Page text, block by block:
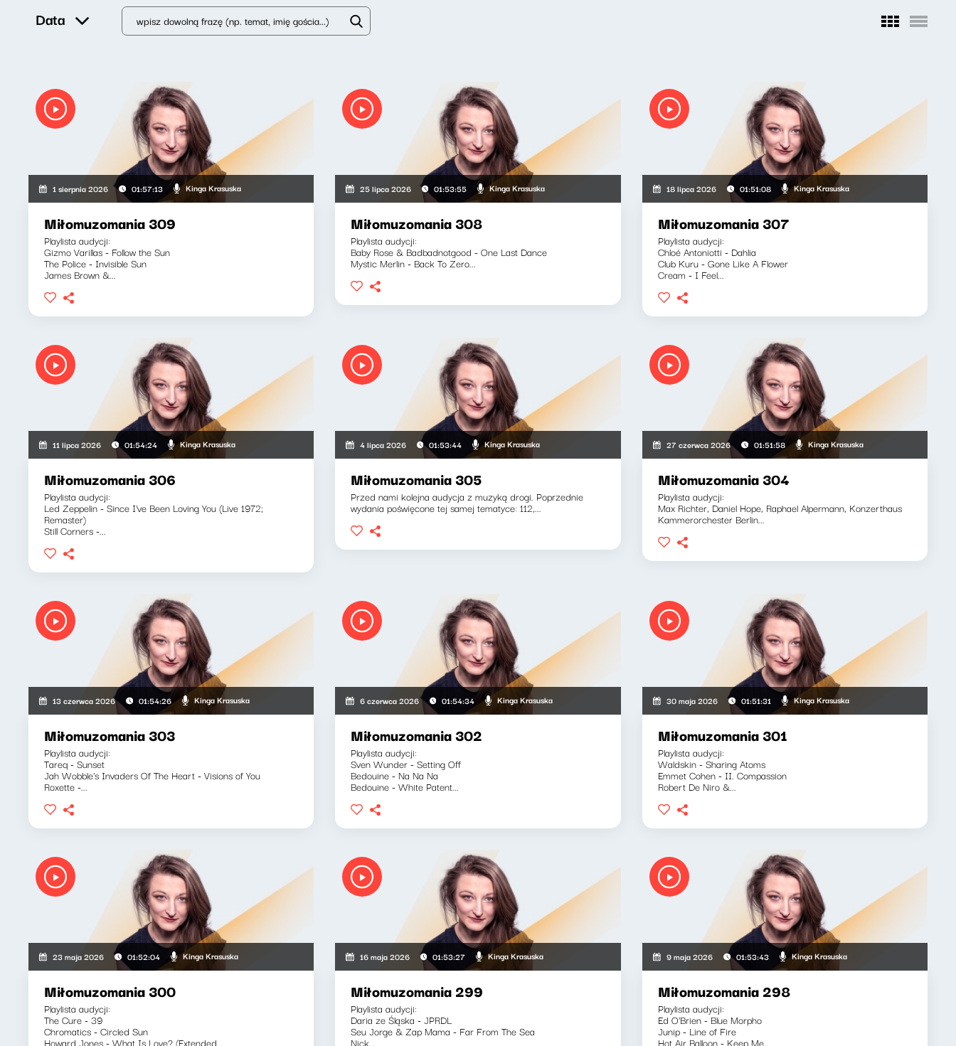
Data
1 sierpnia 2026 01:57:13 Kinga Krasuska
Miłomuzomania 309
Playlista audycji:
Gizmo Varillas - Follow the Sun
The Police - Invisible Sun
James Brown &...
25 lipca 2026 01:53:55 Kinga Krasuska
Miłomuzomania 308
Playlista audycji:
Baby Rose & Badbadnotgood - One Last Dance
Mystic Merlin - Back To Zero...
18 lipca 2026 01:51:08 Kinga Krasuska
Miłomuzomania 307
Playlista audycji:
Chloé Antoniotti - Dahlia
Club Kuru - Gone Like A Flower
Cream - I Feel...
11 lipca 2026 01:54:24 Kinga Krasuska
Miłomuzomania 306
Playlista audycji:
Led Zeppelin - Since I've Been Loving You (Live 1972;
Remaster)
Still Corners -...
4 lipca 2026 01:53:44 Kinga Krasuska
Miłomuzomania 305
Przed nami kolejna audycja z muzyką drogi. Poprzednie
wydania poświęcone tej samej tematyce: 112,...
27 czerwca 2026 01:51:58 Kinga Krasuska
Miłomuzomania 304
Playlista audycji:
Max Richter, Daniel Hope, Raphael Alpermann, Konzerthaus
Kammerorchester Berlin...
13 czerwca 2026 01:54:26 Kinga Krasuska
Miłomuzomania 303
Playlista audycji:
Tareq - Sunset
Jah Wobble's Invaders Of The Heart - Visions of You
Roxette -...
6 czerwca 2026 01:54:34 Kinga Krasuska
Miłomuzomania 302
Playlista audycji:
Sven Wunder - Setting Off
Bedouine - Na Na Na
Bedouine - White Patent...
30 maja 2026 01:51:31 Kinga Krasuska
Miłomuzomania 301
Playlista audycji:
Waldskin - Sharing Atoms
Emmet Cohen - II. Compassion
Robert De Niro &...
23 maja 2026 01:52:04 Kinga Krasuska
Miłomuzomania 300
Playlista audycji:
The Cure - 39
Chromatics - Circled Sun
Howard Jones - What Is Love? (Extended...
16 maja 2026 01:53:27 Kinga Krasuska
Miłomuzomania 299
Playlista audycji:
Daria ze Śląska - JPRDL
Seu Jorge & Zap Mama - Far From The Sea
Nick...
9 maja 2026 01:53:43 Kinga Krasuska
Miłomuzomania 298
Playlista audycji:
Ed O'Brien - Blue Morpho
Junip - Line of Fire
Hot Air Balloon - Keep Me...